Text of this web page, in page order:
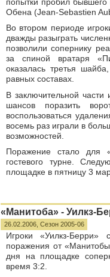
попытки пробил бывшего
Обена (Jean-Sebastien
Во втором периоде
дважды разыграть
позволили сопернику
за спиной вратаря
оказалась третья
равных составах.
В заключительной
шансов поразить
воспользоваться
восемь раз играли в
возможностей.
Поражение стало для
гостевого турне.
площадке в пятницу 3
«Манитоба» - Уилкз-
26.02.2006, Сезон 2005-06
Игроки «Уилкз-
поражения от
дня на площадке
время 3:2.